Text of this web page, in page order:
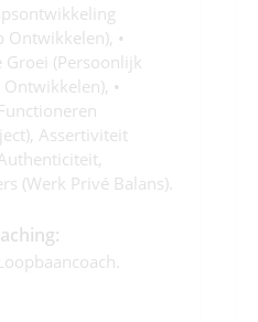
Ontwikkelen), •
Groei (persoonlijk
Ontwikkelen), •
Assertiviteit
(werk Privé Balans).